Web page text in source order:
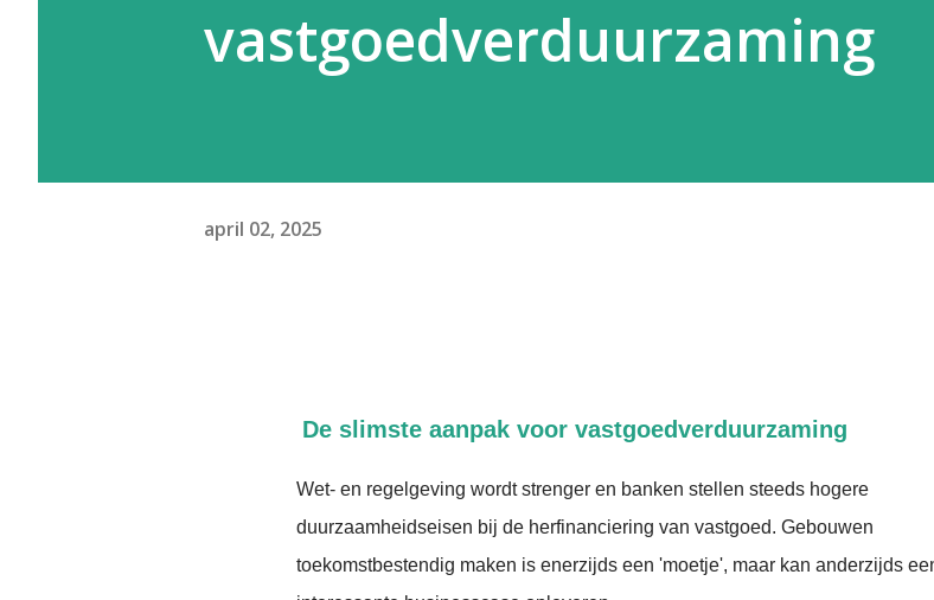
vastgoedverduurzaming
april 02, 2025
De slimste aanpak voor vastgoedverduurzaming
Wet- en regelgeving wordt strenger en banken stellen steeds hogere
duurzaamheidseisen bij de herfinanciering van vastgoed. Gebouwen
toekomstbestendig maken is enerzijds een 'moetje', maar kan anderzijds